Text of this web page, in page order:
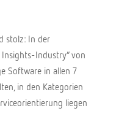
stolz: In der
Industry“ von
Software in allen 7
in den Kategorien
liegen